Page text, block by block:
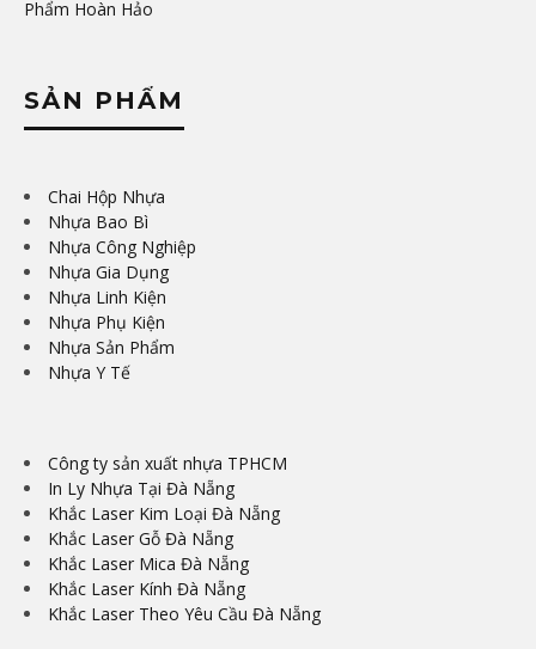
Phẩm Hoàn Hảo
SẢN PHẨM
Chai Hộp Nhựa
Nhựa Bao Bì
Nhựa Công Nghiệp
Nhựa Gia Dụng
Nhựa Linh Kiện
Nhựa Phụ Kiện
Nhựa Sản Phẩm
Nhựa Y Tế
Công ty sản xuất nhựa TPHCM
In Ly Nhựa Tại Đà Nẵng
Khắc Laser Kim Loại Đà Nẵng
Khắc Laser Gỗ Đà Nẵng
Khắc Laser Mica Đà Nẵng
Khắc Laser Kính Đà Nẵng
Khắc Laser Theo Yêu Cầu Đà Nẵng